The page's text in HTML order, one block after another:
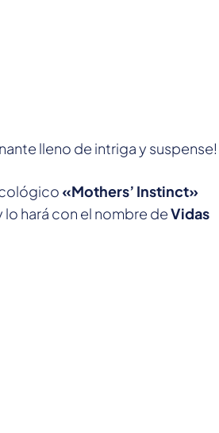
lleno de intriga y suspense!
«Mothers’ Instinct»
lo hará con el nombre deVidas